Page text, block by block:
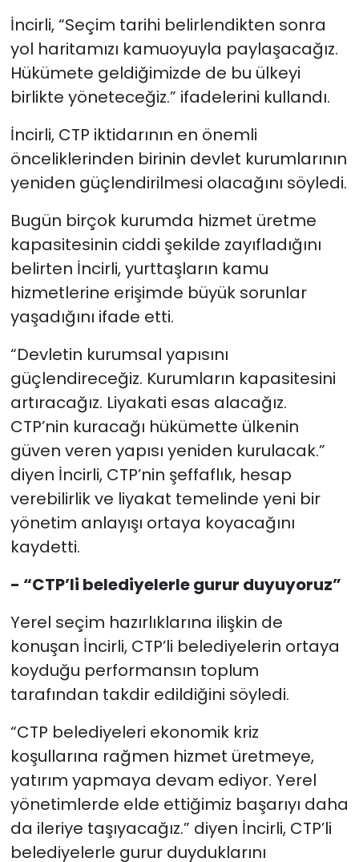
İncirli, “Seçim tarihi belirlendikten sonra
yol haritamızı kamuoyuyla paylaşacağız.
Hükümete geldiğimizde de bu ülkeyi
birlikte yöneteceğiz.” ifadelerini kullandı.
İncirli, CTP iktidarının en önemli
önceliklerinden birinin devlet kurumlarının
yeniden güçlendirilmesi olacağını söyledi.
Bugün birçok kurumda hizmet üretme
kapasitesinin ciddi şekilde zayıfladığını
belirten İncirli, yurttaşların kamu
hizmetlerine erişimde büyük sorunlar
yaşadığını ifade etti.
“Devletin kurumsal yapısını
güçlendireceğiz. Kurumların kapasitesini
artıracağız. Liyakati esas alacağız.
CTP’nin kuracağı hükümette ülkenin
güven veren yapısı yeniden kurulacak.”
diyen İncirli, CTP’nin şeffaflık, hesap
verebilirlik ve liyakat temelinde yeni bir
yönetim anlayışı ortaya koyacağını
kaydetti.
- “CTP’li belediyelerle gurur duyuyoruz”
Yerel seçim hazırlıklarına ilişkin de
konuşan İncirli, CTP’li belediyelerin ortaya
koyduğu performansın toplum
tarafından takdir edildiğini söyledi.
“CTP belediyeleri ekonomik kriz
koşullarına rağmen hizmet üretmeye,
yatırım yapmaya devam ediyor. Yerel
yönetimlerde elde ettiğimiz başarıyı daha
da ileriye taşıyacağız.” diyen İncirli, CTP’li
belediyelerle gurur duyduklarını